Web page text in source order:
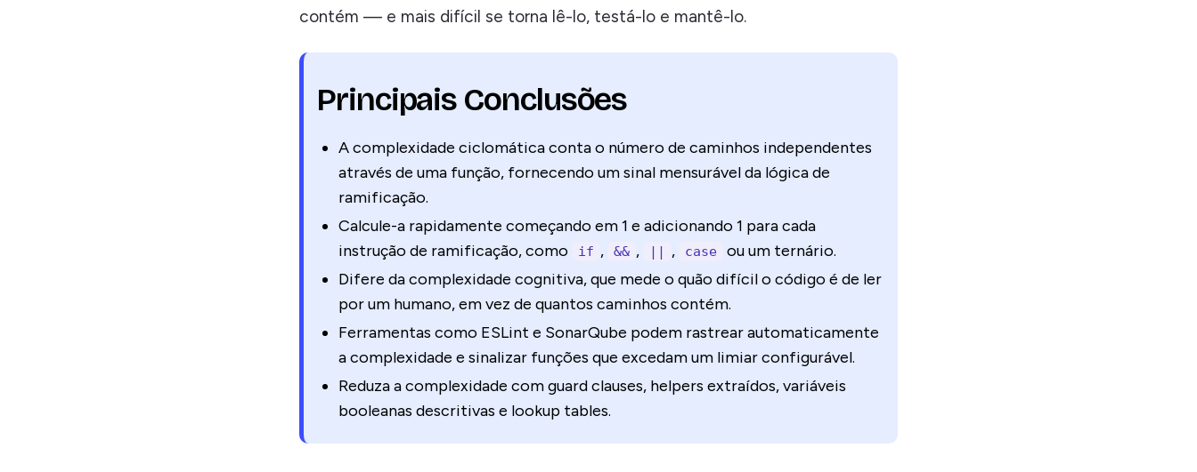
contém — e mais difícil se torna lê-lo, testá-lo e mantê-lo.
Principais Conclusões
A complexidade ciclomática conta o número de caminhos independentes
através de uma função, fornecendo um sinal mensurável da lógica de
ramificação.
Calcule-a rapidamente começando em 1 e adicionando 1 para cada
instrução de ramificação, como
if , && , || , case
ou um ternário.
Difere da complexidade cognitiva, que mede o quão difícil o código é de ler
por um humano, em vez de quantos caminhos contém.
Ferramentas como ESLint e SonarQube podem rastrear automaticamente
a complexidade e sinalizar funções que excedam um limiar configurável.
Reduza a complexidade com guard clauses, helpers extraídos, variáveis
booleanas descritivas e lookup tables.